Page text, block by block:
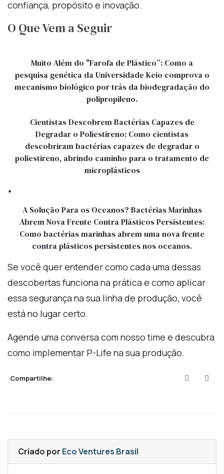
confiança, propósito e inovação.
O Que Vem a Seguir
Muito Além do "Farofa de Plástico”: Como a
pesquisa genética da Universidade Keio comprova o
mecanismo biológico por trás da biodegradação do
polipropileno.
Cientistas Descobrem Bactérias Capazes de
Degradar o Poliestireno: Como cientistas
descobriram bactérias capazes de degradar o
poliestireno, abrindo caminho para o tratamento de
microplásticos
.
A Solução Para os Oceanos? Bactérias Marinhas
Abrem Nova Frente Contra Plásticos Persistentes:
Como bactérias marinhas abrem uma nova frente
contra plásticos persistentes nos oceanos.
Se você quer entender como cada uma dessas
descobertas funciona na prática e como aplicar
essa segurança na sua linha de produção, você
está no lugar certo.
Agende uma conversa com nosso time e descubra
como implementar P-Life na sua produção.
Compartilhe:
Criado por Eco Ventures Brasil